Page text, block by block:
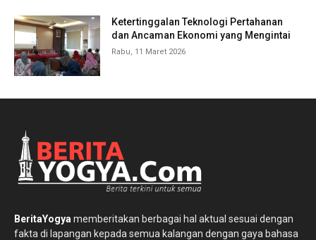
Ketertinggalan Teknologi Pertahanan
dan Ancaman Ekonomi yang Mengintai
Rabu, 11 Maret 2026
BeritaYogya memberitakan berbagai hal aktual sesuai dengan
fakta di lapangan kepada semua kalangan dengan gaya bahasa